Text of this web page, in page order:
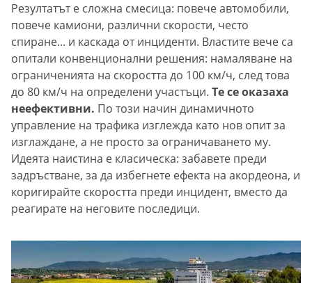
Резултатът е сложна смесица: повече автомобили,
повече камиони, различни скорости, често
спиране... и каскада от инциденти. Властите вече са
опитали конвенционални решения: намаляване на
ограниченията на скоростта до 100 км/ч, след това
до 80 км/ч на определени участъци. Те се оказаха
неефективни. По този начин динамичното
управление на трафика изглежда като нов опит за
изглаждане, а не просто за ограничаването му.
Идеята наистина е класическа: забавете преди
задръстване, за да избегнете ефекта на акордеона, и
коригирайте скоростта преди инцидент, вместо да
реагирате на неговите последици.